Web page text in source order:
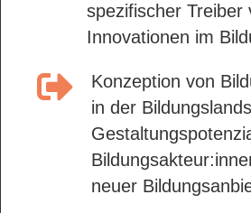
spezifischer Treiber
Innovationen im
Konzeption von
in der
neuer